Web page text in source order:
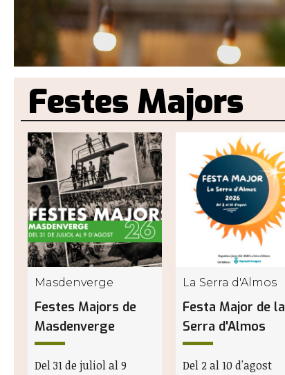
Festes Majors
Masdenverge
Festes Majors de
Masdenverge
Del 31 de juliol al 9
La Serra d'Almos
Festa Major de la
Serra d'Almos
Del 2 al 10 d'agost